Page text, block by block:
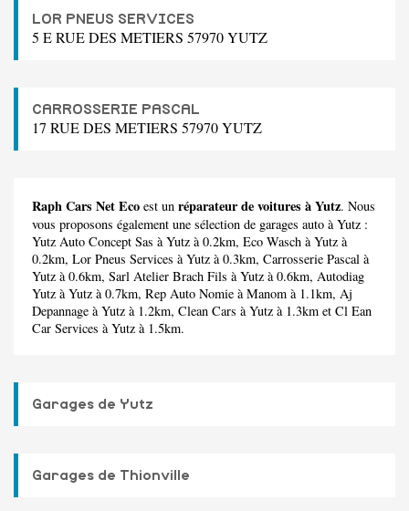
LOR PNEUS SERVICES
5 E RUE DES METIERS 57970 YUTZ
CARROSSERIE PASCAL
17 RUE DES METIERS 57970 YUTZ
Raph Cars Net Eco est un réparateur de voitures à Yutz. Nous
vous proposons également une sélection de garages auto à Yutz :
Yutz Auto Concept Sas à Yutz à 0.2km, Eco Wasch à Yutz à
0.2km, Lor Pneus Services à Yutz à 0.3km, Carrosserie Pascal à
Yutz à 0.6km, Sarl Atelier Brach Fils à Yutz à 0.6km, Autodiag
Yutz à Yutz à 0.7km, Rep Auto Nomie à Manom à 1.1km, Aj
Depannage à Yutz à 1.2km, Clean Cars à Yutz à 1.3km et Cl Ean
Car Services à Yutz à 1.5km.
Garages de Yutz
Garages de Thionville